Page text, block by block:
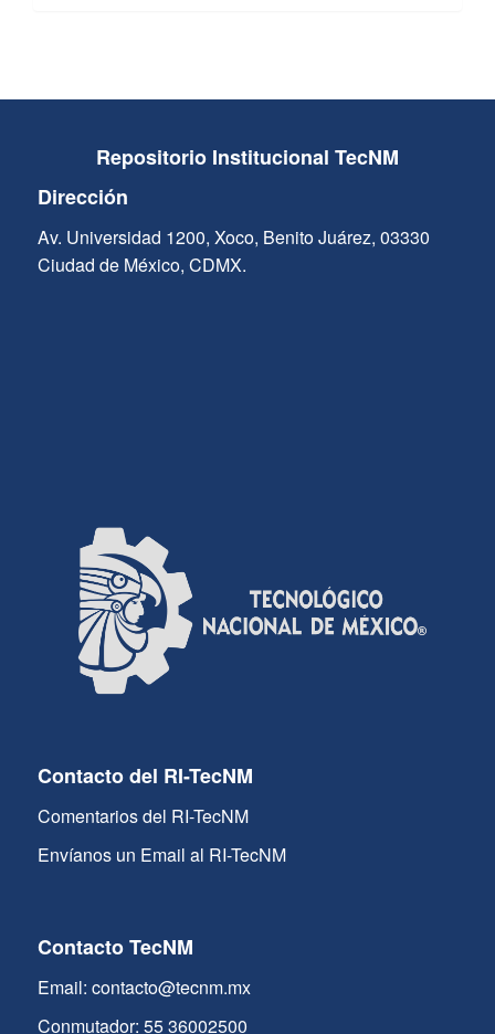
Repositorio Institucional TecNM
Dirección
Av. Universidad 1200, Xoco, Benito Juárez, 03330
Ciudad de México, CDMX.
Contacto del RI-TecNM
Comentarios del RI-TecNM
Envíanos un Email al RI-TecNM
Contacto TecNM
Email: contacto@tecnm.mx
Conmutador: 55 36002500